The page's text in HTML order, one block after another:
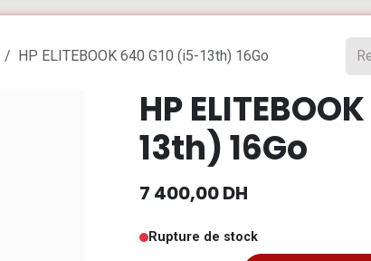
HP ELITEBOOK 640 G10 (i5-13th) 16Go
HP
13th) 16Go
7 400,00DH
Rupture de stock